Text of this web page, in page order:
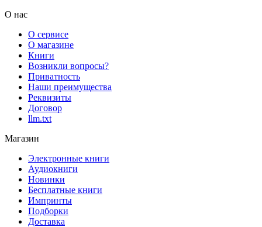
О нас
О сервисе
О магазине
Книги
Возникли вопросы?
Приватность
Наши преимущества
Реквизиты
Договор
llm.txt
Магазин
Электронные книги
Аудиокниги
Новинки
Бесплатные книги
Импринты
Подборки
Доставка